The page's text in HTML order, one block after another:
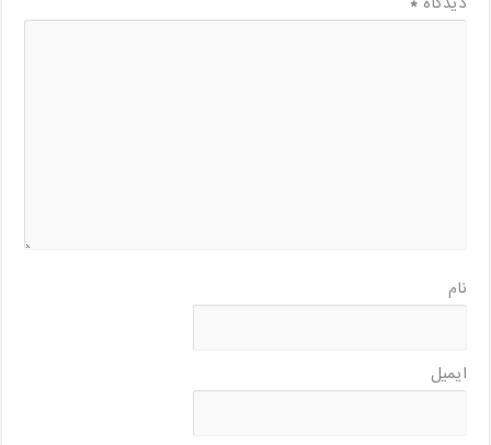
نام
ایمیل